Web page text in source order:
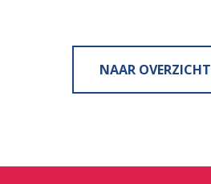
Waar ben je naar op zoek?
NAAR OVERZICHT